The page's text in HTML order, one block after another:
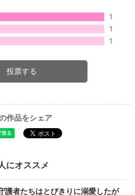
投票する
作品をシェア
にオススメ
護者たちはとびきりに溺愛したが